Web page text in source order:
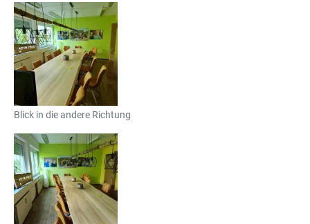
Blick in die andere Richtung